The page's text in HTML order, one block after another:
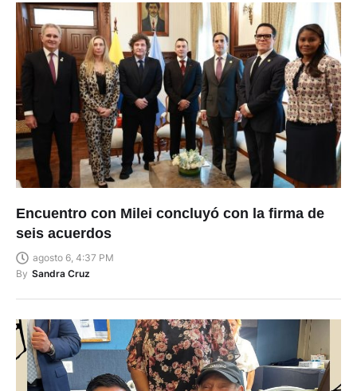
Encuentro con Milei concluyó con la firma de
seis acuerdos
agosto 6, 4:37 PM
By Sandra Cruz